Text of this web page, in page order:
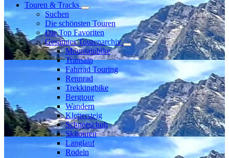
Touren & Tracks
Suchen
Die schönsten Touren
Die Top Favoriten
Gesamtes Tourenarchiv
Mountainbike
Transalp
Fahrrad Touring
Rennrad
Trekkingbike
Bergtour
Wandern
Klettersteig
Schneeschuh
Skitouren
Langlauf
Rodeln